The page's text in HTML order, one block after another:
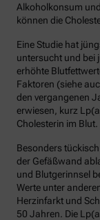
Alkoholkonsum
können die
Eine Studie hat
untersucht und bei
erhöhte
Faktoren (siehe
den vergangenen
erwiesen, kurz
Cholesterin im Blut.
Besonders
der Gefäßwand
und Blutgerinnsel
Werte unter
Herzinfarkt und
50 Jahren. Die